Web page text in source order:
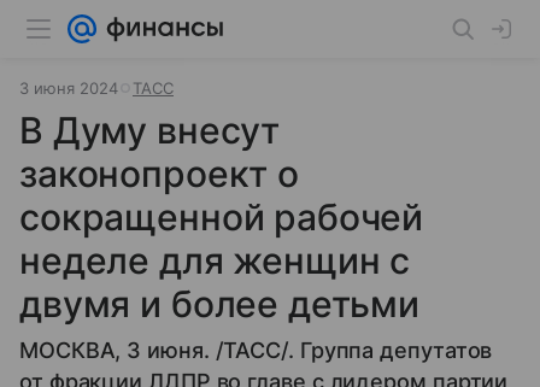
3 июня 2024 ТАСС
В Думу внесут
законопроект о
сокращенной рабочей
неделе для женщин с
двумя и более детьми
МОСКВА, 3 июня. /ТАСС/. Группа депутатов
от фракции ЛДПР во главе с лидером партии